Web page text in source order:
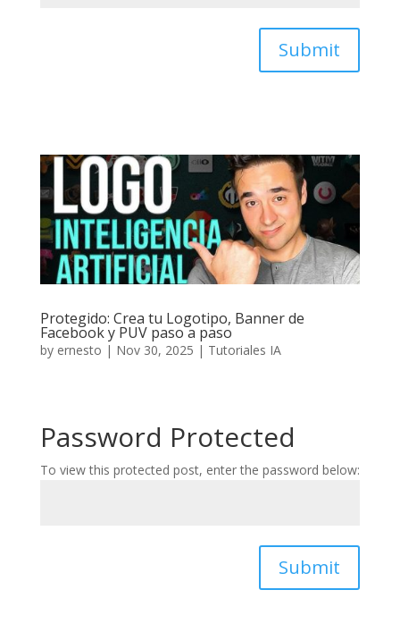
Submit
Protegido: Crea tu Logotipo, Banner de
Facebook y PUV paso a paso
by ernesto | Nov 30, 2025 | Tutoriales IA
Password Protected
To view this protected post, enter the password below:
Submit